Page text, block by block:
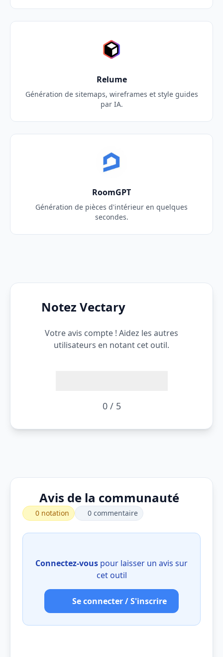
Relume
Génération de sitemaps, wireframes et style guides
par IA.
RoomGPT
Génération de pièces d'intérieur en quelques
secondes.
Notez Vectary
Votre avis compte ! Aidez les autres
utilisateurs en notant cet outil.
0 / 5
Avis de la communauté
0 notation 0 commentaire
Connectez-vous pour laisser un avis sur
cet outil
Se connecter / S'inscrire